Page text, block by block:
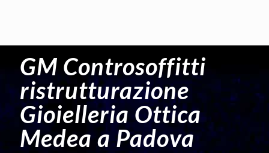
GM Controsoffitti
ristrutturazione
Gioielleria Ottica
Medea a Padova